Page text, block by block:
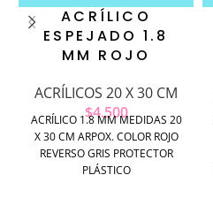
ACRÍLICO
ESPEJADO 1.8
MM ROJO
ACRÍLICOS 20 X 30 CM
$4.500
ACRÍLICO 1.8 MM MEDIDAS 20
X 30 CM ARPOX. COLOR ROJO
REVERSO GRIS PROTECTOR
PLÁSTICO